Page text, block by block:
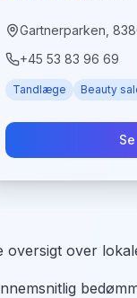
Gartnerparken,
+45 53 83 96 69
Tandlæge Beauty
oversigt over